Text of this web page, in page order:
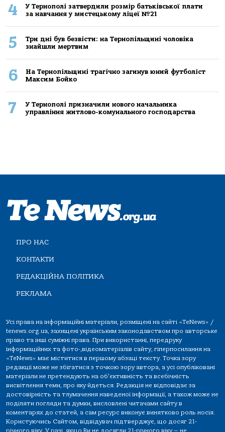
4
У Тернополі затвердили розмір батьківської плати
за навчання у мистецькому ліцеї №21
5
Три дні був безвісти: на Тернопільщині чоловіка
знайшли мертвим
6
На Тернопільщині трагічно загинув юний футболіст
Максим Бойко
7
У Тернополі призначили нового начальника
управління житлово-комунального господарства
ПРО НАС
КОНТАКТИ
РЕДАКЦІЙНА ПОЛІТИКА
РЕКЛАМА
Усі права на інформаційні матеріали, розміщені на сайті «TeNews» /
tenews.org.ua, захищені українським законодавством про авторське
право та інші суміжні права. При використанні, передруку
інформаційних та фото-,відеоматеріалів сайту, гіперпосилання на
«TeNews» має міститися в першому абзаці тексту. Точка зору
редакції може не збігатися з точкою зору автора, а усі опубліковані
матеріали не претендують на об'єктивність та всебічність
висвітлення теми, про яку йдеться. Редакція не відповідає за
достовірність та тлумачення наведеної інформації, а також може не
поділяти погляди та думки, висловлені читачами сайту в
коментарях до статей, а сам ресурс виконує винятково роль носія.
Користуючись Сайтом, відвідувач підтверджує, що досяг 21-
річного віку. У разі, якщо Ви не досягли 21-річного віку — не